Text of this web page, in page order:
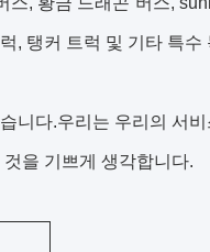
, 탱커 트럭 및 기타 특수
니다.우리는 우리의 서비
을 기쁘게 생각합니다.